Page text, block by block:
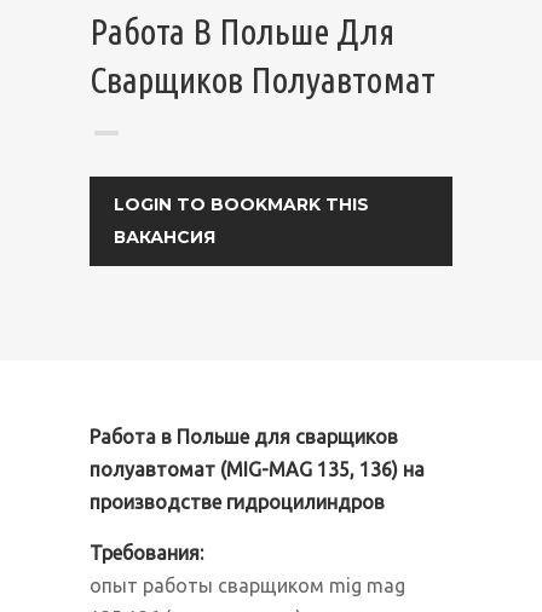
Работа В Польше Для
Сварщиков Полуавтомат
LOGIN TO BOOKMARK THIS
ВАКАНСИЯ
Работа в Польше для сварщиков
полуавтомат (MIG-MAG 135, 136) на
производстве гидроцилиндров
Требования:
опыт работы сварщиком mig mag